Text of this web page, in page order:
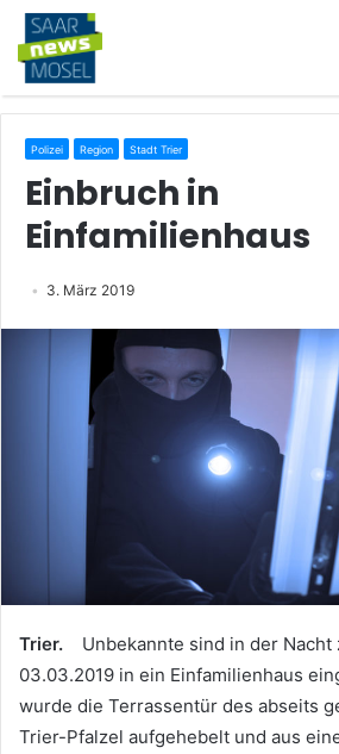
Polizei Region Stadt Trier
Einbruch in
Einfamilienhaus
3. März 2019
Trier. Unbekannte sind in der Nacht
03.03.2019 in ein Einfamilienhaus
wurde die Terrassentür des abseits
Trier-Pfalzel aufgehebelt und aus